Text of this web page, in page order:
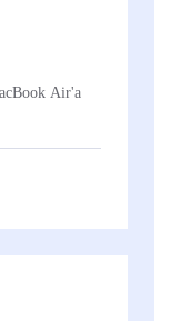
Air'a